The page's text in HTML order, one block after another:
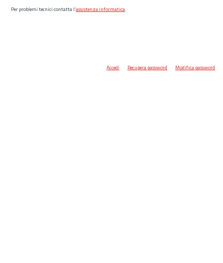
Per problemi tecnici contatta l’assistenza informatica.
Accedi Recupera password Modifica password